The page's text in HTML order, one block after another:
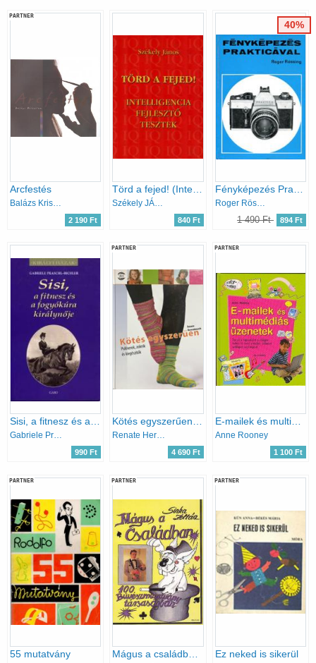
PARTNER
Arcfestés
2 190 Ft 840 Ft
Roger Rössing
1 490 Ft 894 Ft
40%
Sisi, a fitnesz és a fogyókúra királynője
Gabriele Praschl-Bichler
990 Ft
PARTNER
Kötés egyszerűen - Pulóverek, zoknik és kiegészítők
Renate Herrenknecht
4 690 Ft
PARTNER
E-mailek és multimédiás üzenetek
Anne Rooney
1 100 Ft
PARTNER
55 mutatvány
PARTNER PARTNER
Ez neked is sikerül